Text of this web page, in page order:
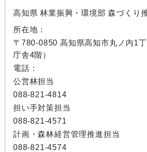
高知県 林業振興・環境部 森づくり
所在地：
〒780-0850 高知県高知市丸ノ内1
庁舎4階）
電話：
公営林担当
088-821-4814
担い手対策担当
088-821-4571
計画・森林経営管理推進担当
088-821-4574